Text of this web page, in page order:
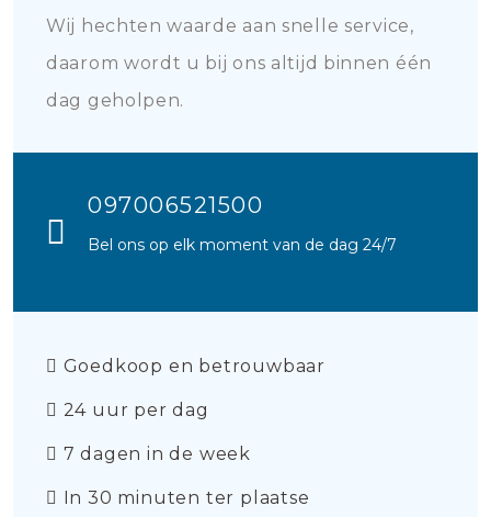
Wij hechten waarde aan snelle service,
daarom wordt u bij ons altijd binnen één
dag geholpen.
097006521500
Bel ons op elk moment van de dag 24/7
Goedkoop en betrouwbaar
24 uur per dag
7 dagen in de week
In 30 minuten ter plaatse